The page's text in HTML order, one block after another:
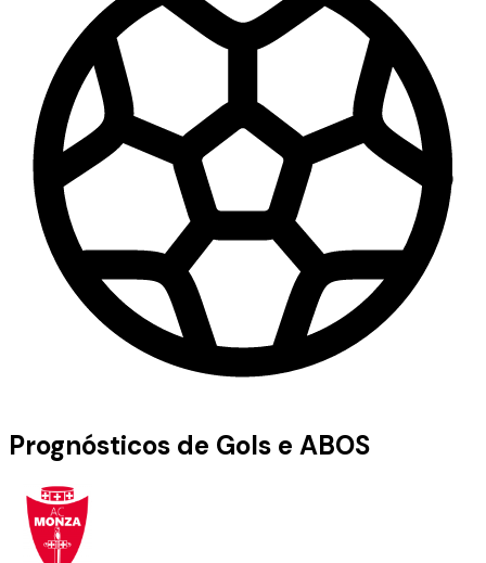
Prognósticos de Gols e ABOS